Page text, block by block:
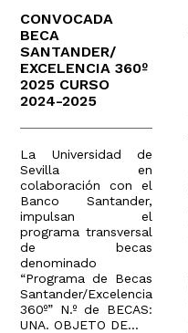
CONVOCADA
BECA
SANTANDER/
EXCELENCIA 360º
2025 CURSO
2024-2025
La Universidad de
Sevilla en
colaboración con el
Banco Santander,
impulsan el
programa transversal
de becas
denominado
“Programa de Becas
Santander/Excelencia
360º” N.º de BECAS:
UNA. OBJETO DE...